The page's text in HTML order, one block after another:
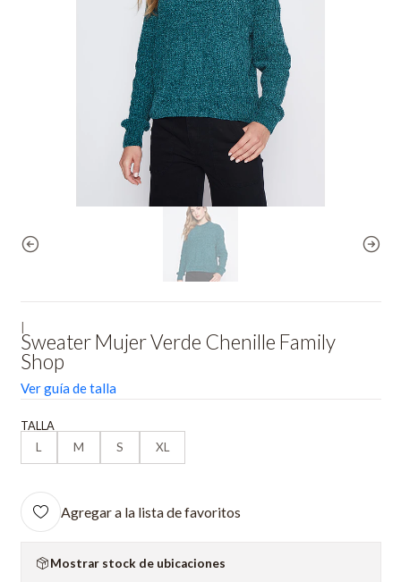
Sweater Mujer Verde Chenille Family
Shop
Ver guía de talla
TALLA
L
M S XL
Agregar a la lista de favoritos
Mostrar stock de ubicaciones